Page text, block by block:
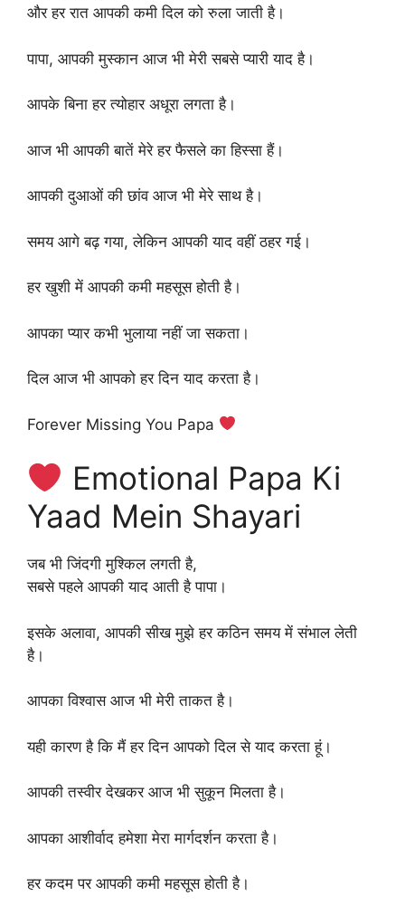
और हर रात आपकी कमी दिल को रुला जाती है।
पापा, आपकी मुस्कान आज भी मेरी सबसे प्यारी याद है।
आपके बिना हर त्योहार अधूरा लगता है।
आज भी आपकी बातें मेरे हर फैसले का हिस्सा हैं।
आपकी दुआओं की छांव आज भी मेरे साथ है।
समय आगे बढ़ गया, लेकिन आपकी याद वहीं ठहर गई।
हर खुशी में आपकी कमी महसूस होती है।
आपका प्यार कभी भुलाया नहीं जा सकता।
दिल आज भी आपको हर दिन याद करता है।
Forever Missing You Papa
Emotional Papa Ki
Yaad Mein Shayari
जब भी जिंदगी मुश्किल लगती है,
सबसे पहले आपकी याद आती है पापा।
इसके अलावा, आपकी सीख मुझे हर कठिन समय में संभाल लेती
है।
आपका विश्वास आज भी मेरी ताकत है।
यही कारण है कि मैं हर दिन आपको दिल से याद करता हूं।
आपकी तस्वीर देखकर आज भी सुकून मिलता है।
आपका आशीर्वाद हमेशा मेरा मार्गदर्शन करता है।
हर कदम पर आपकी कमी महसूस होती है।